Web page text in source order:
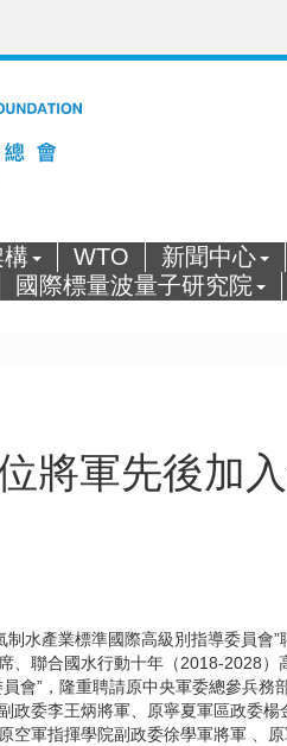
WTO 新聞中心
國際標量波量子研究院
將軍先後加
空氣制水產業標準國際高級別指導
興新的創新科技產業，現已成為改
水產業標準國際高級別指導委員會”
、聯合國水行動十年（2018-2028
會”，隆重聘請原中央軍委總參兵
政委李王炳將軍、原寧夏軍區政委
空軍指揮學院副政委徐學軍將軍 、